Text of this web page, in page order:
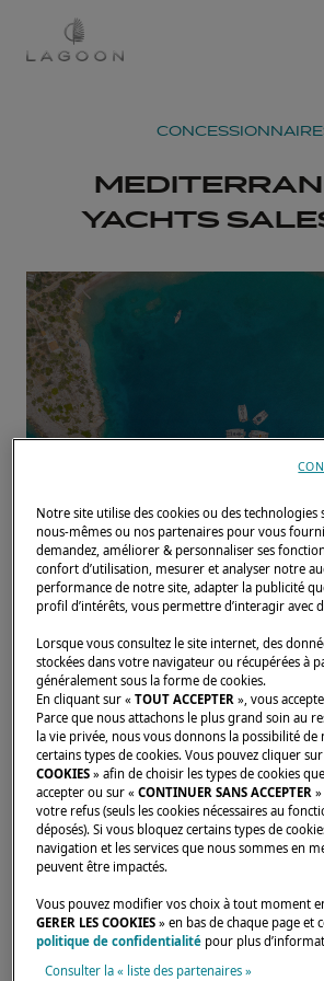
YACHTS
Accueil Concessionnaires
Notre site utilise des cookies ou des technologies
nous-mêmes ou nos partenaires pour vous
demandez, améliorer & personnaliser ses
confort d’utilisation, mesurer et analyser notre
performance de notre site, adapter la publicité
profil d’intérêts, vous permettre d’interagir avec
Lorsque vous consultez le site internet, des
stockées dans votre navigateur ou récupérées à
généralement sous la forme de cookies.
En cliquant sur «TOUT ACCEPTER », vous
Parce que nous attachons le plus grand soin au
la vie privée, nous vous donnons la possibilité de
certains types de cookies. Vous pouvez cliquer
COOKIES » afin de choisir les types de cookies
accepter ou sur «CONTINUER SANS ACCEPTER
votre refus (seuls les cookies nécessaires au
déposés). Si vous bloquez certains types de
navigation et les services que nous sommes en
peuvent être impactés.
Vous pouvez modifier vos choix à tout moment
GERER LES COOKIES » en bas de chaque page et
politique de confidentialité pour plus
Consulter la « liste des partenaires »